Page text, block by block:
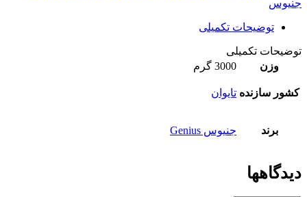
جنیوس
توضیحات تکمیلی
توضیحات تکمیلی
وزن
3000 گرم
کشور سازنده تایوان
برند جنیوس Genius
دیدگاهها